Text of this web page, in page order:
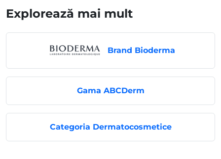
Explorează mai mult
Brand Bioderma
Gama ABCDerm
Categoria Dermatocosmetice